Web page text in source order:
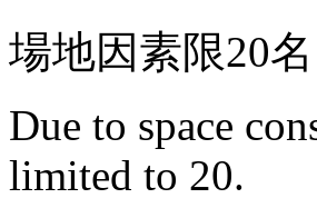
場地因素限20
Due to space
limited to 20.